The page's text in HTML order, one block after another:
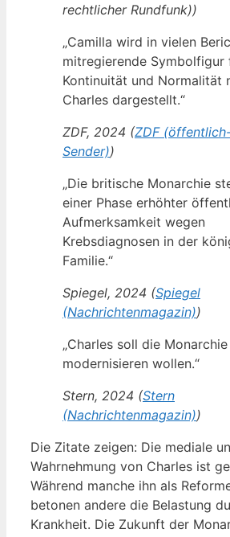
rechtlicher Rundfunk))
„Camilla wird in vielen
mitregierende Symbolfigur
Kontinuität und Normalität
Charles dargestellt.“
ZDF, 2024 (ZDF
Sender))
„Die britische Monarchie
einer Phase erhöhter
Aufmerksamkeit wegen
Krebsdiagnosen in der
Familie.“
Spiegel, 2024 (Spiegel
(Nachrichtenmagazin))
„Charles soll die Monarchie
modernisieren wollen.“
Stern, 2024 (Stern
(Nachrichtenmagazin))
Die Zitate zeigen: Die mediale
Wahrnehmung von Charles ist
Während manche ihn als
betonen andere die Belastung
Krankheit. Die Zukunft der